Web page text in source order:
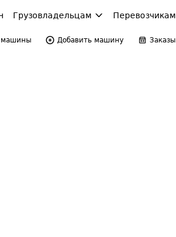
Грузовладельцам Перевозчикам
Добавить машину Заказы